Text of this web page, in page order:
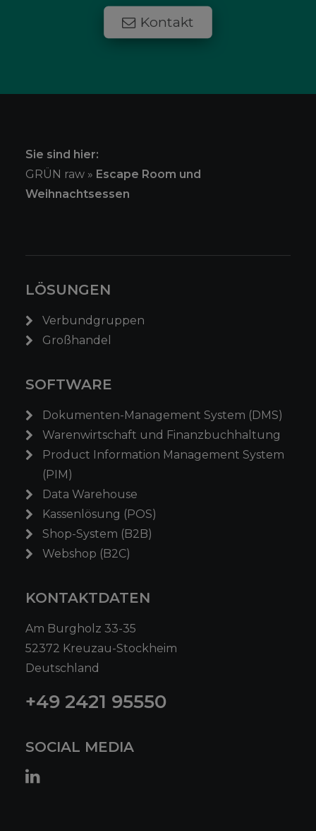
Kontakt
Sie sind hier:
GRÜN raw » Escape Room und
Weihnachtsessen
LÖSUNGEN
Verbundgruppen
Großhandel
SOFTWARE
Dokumenten-Management System (DMS)
Warenwirtschaft und Finanzbuchhaltung
Product Information Management System
(PIM)
Data Warehouse
Kassenlösung (POS)
Shop-System (B2B)
Webshop (B2C)
KONTAKTDATEN
Am Burgholz 33-35
52372 Kreuzau-Stockheim
Deutschland
+49 2421 95550
SOCIAL MEDIA